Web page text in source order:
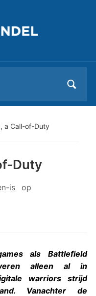
a Call-of-Duty
Duty
is op
als Battlefield
alleen al in
warriors strijd
Vanachter de